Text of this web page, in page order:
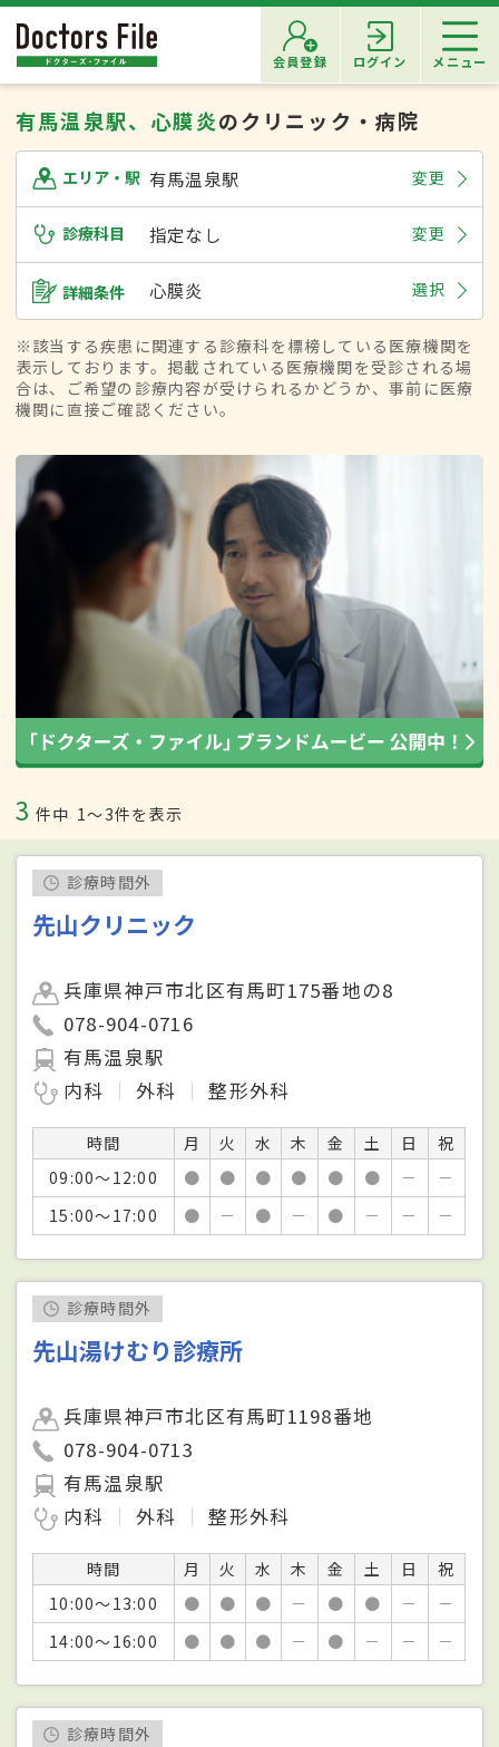
会員登録 ログイン メニュー
有馬温泉駅、心膜炎のクリニック・病院
エリア・駅 有馬温泉駅 変更
診療科目 指定なし 変更
詳細条件 心膜炎 選択
※該当する疾患に関連する診療科を標榜している医療機関を
表示しております。掲載されている医療機関を受診される場
合は、ご希望の診療内容が受けられるかどうか、事前に医療
機関に直接ご確認ください。
3 件中 1〜3件を表示
診療時間外
先山クリニック
兵庫県神戸市北区有馬町175番地の8
078-904-0716
有馬温泉駅
内科
外科 整形外科
時間 月 火 水 木 金 土 日
祝
09:00～12:00
● ● ● ● ● ● －
－
15:00～17:00
● － ● － ● － － －
診療時間外
先山湯けむり診療所
兵庫県神戸市北区有馬町1198番地
078-904-0713
有馬温泉駅
内科
外科 整形外科
時間 月 火 水 木 金 土 日
祝
10:00～13:00
● ● ● － ● ● －
－
14:00～16:00
● ● ● － ● － － －
診療時間外